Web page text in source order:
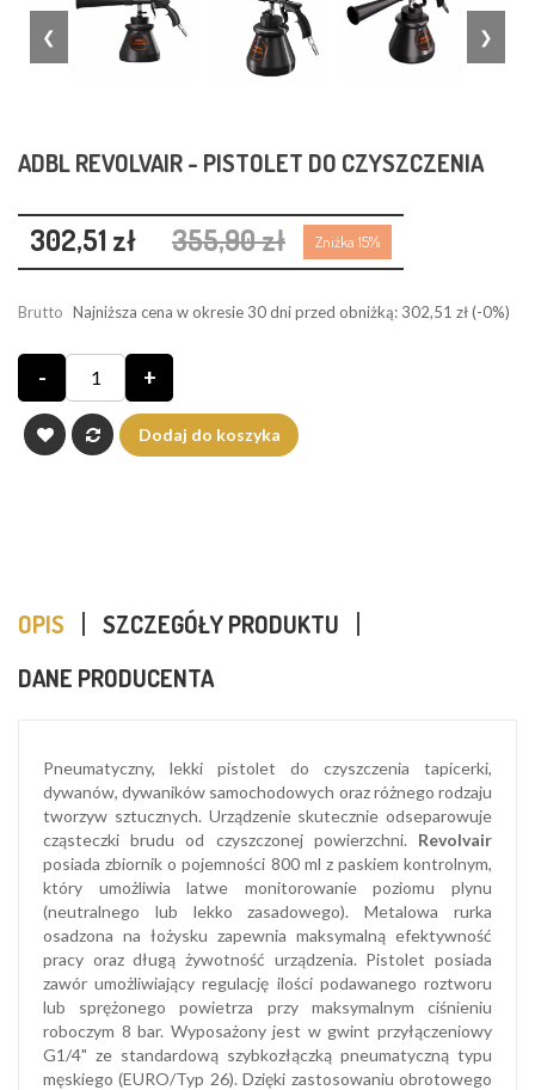
❮ ❯
ADBL REVOLVAIR - PISTOLET DO CZYSZCZENIA
302,51 zł 355,90 zł Zniżka 15%
Brutto Najniższa cena w okresie 30 dni przed obniżką: 302,51 zł(-0%)
- +
Dodaj do koszyka
OPIS
SZCZEGÓŁY PRODUKTU
DANE PRODUCENTA
Pneumatyczny, lekki pistolet do czyszczenia tapicerki,
dywanów, dywaników samochodowych oraz różnego rodzaju
tworzyw sztucznych. Urządzenie skutecznie odseparowuje
cząsteczki brudu od czyszczonej powierzchni. Revolvair
posiada zbiornik o pojemności 800 ml z paskiem kontrolnym,
który umożliwia latwe monitorowanie poziomu plynu
(neutralnego lub lekko zasadowego). Metalowa rurka
osadzona na łożysku zapewnia maksymalną efektywność
pracy oraz długą żywotność urządzenia. Pistolet posiada
zawór umożliwiający regulację ilości podawanego roztworu
lub sprężonego powietrza przy maksymalnym ciśnieniu
roboczym 8 bar. Wyposażony jest w gwint przyłączeniowy
G1/4" ze standardową szybkozłączką pneumatyczną typu
męskiego (EURO/Typ 26). Dzięki zastosowaniu obrotowego